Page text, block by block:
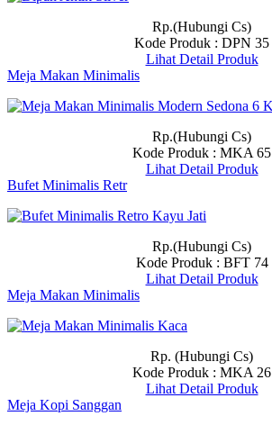
Rp.(Hubungi Cs)
Kode Produk : DPN 35
Lihat Detail Produk
Meja Makan Minimalis
Rp.(Hubungi Cs)
Kode Produk : MKA 65
Lihat Detail Produk
Bufet Minimalis Retr
Rp.(Hubungi Cs)
Kode Produk : BFT 74
Lihat Detail Produk
Meja Makan Minimalis
Rp. (Hubungi Cs)
Kode Produk : MKA 26
Lihat Detail Produk
Meja Kopi Sanggan